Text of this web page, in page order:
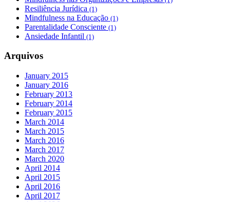
Resiliência Jurídica (1)
Mindfulness na Educação (1)
Parentalidade Consciente (1)
Ansiedade Infantil (1)
Arquivos
January 2015
January 2016
February 2013
February 2014
February 2015
March 2014
March 2015
March 2016
March 2017
March 2020
April 2014
April 2015
April 2016
April 2017